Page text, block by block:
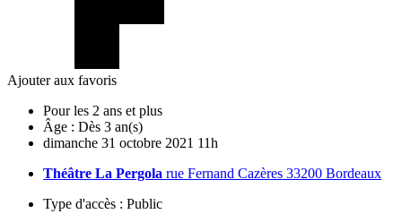
Ajouter aux favoris
Pour les 2 ans et plus
Âge : Dès 3 an(s)
dimanche 31 octobre 2021 11h
Théâtre La Pergola rue Fernand Cazères 33200 Bordeaux
Type d'accès : Public